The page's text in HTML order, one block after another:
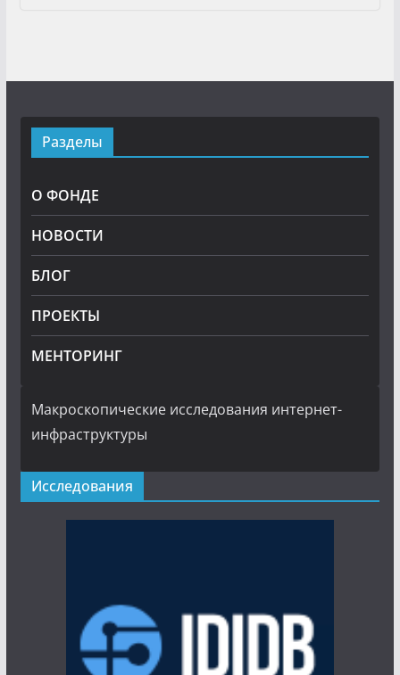
Разделы
О ФОНДЕ
НОВОСТИ
БЛОГ
ПРОЕКТЫ
МЕНТОРИНГ
Макроскопические исследования интернет-
инфраструктуры
Исследования